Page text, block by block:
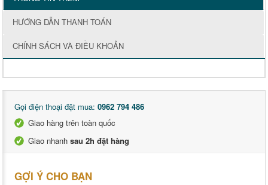
HƯỚNG DẪN THANH TOÁN
CHÍNH SÁCH VÀ ĐIỀU KHOẢN
Gọi điện thoại đặt mua: 0962 794 486
Giao hàng trên toàn quốc
Giao nhanh sau 2h đặt hàng
GỢI Ý CHO BẠN